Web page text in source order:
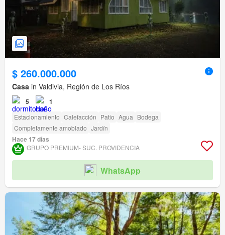
$ 260.000.000
Casa in Valdivia, Región de Los Ríos
5 1
Estacionamiento Calefacción Patio Agua Bodega
Completamente amoblado Jardín
Hace 17 días
GRUPO PREMIUM- SUC. PROVIDENCIA
WhatsApp